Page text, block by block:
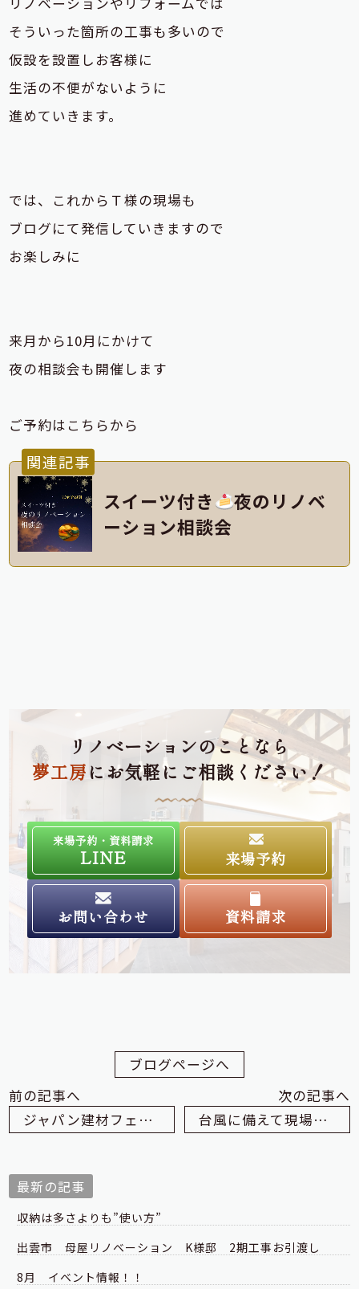
そういった箇所の工事も多いので
仮設を設置しお客様に
生活の不便がないように
進めていきます。
では、これからＴ様の現場も
ブログにて発信していきますので
お楽しみに
来月から10月にかけて
夜の相談会も開催します
ご予約はこちらから
関連記事
スイーツ付き
夜のリノベ
ーション相談会
リノベーションのことなら
夢工房にお気軽にご相談ください！
来場予約・資料請求
LINE 来場予約
お問い合わせ 資料請求
ブログページへ
前の記事へ
ジャパン建材フェア2024 ｉｎ東京ビックサイト
次の記事へ
台風に備えて現場巡回を行いました
最新の記事
収納は多さよりも”使い方”
出雲市 母屋リノベーション K様邸 2期工事お引渡し
8月 イベント情報！！